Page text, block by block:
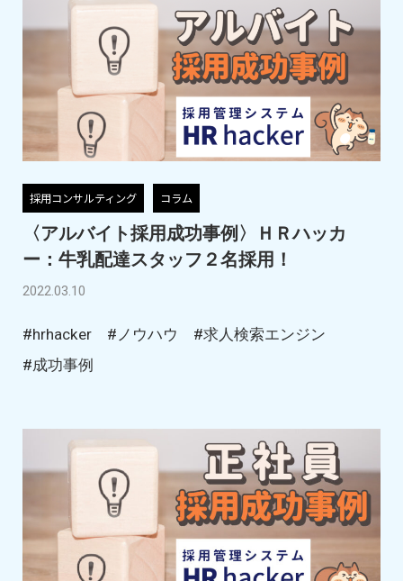
採用コンサルティング コラム
〈アルバイト採用成功事例〉ＨＲハッカ
ー：牛乳配達スタッフ２名採用！
2022.03.10
#hrhacker #ノウハウ
#求人検索エンジン
#成功事例